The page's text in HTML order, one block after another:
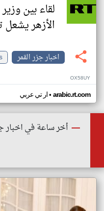
لقاء بين
الأزهر يشعل
اخبار جزر القمر
OX58UY
ار تي عربي• arabic.rt.com
أخر ساعة في اخبار